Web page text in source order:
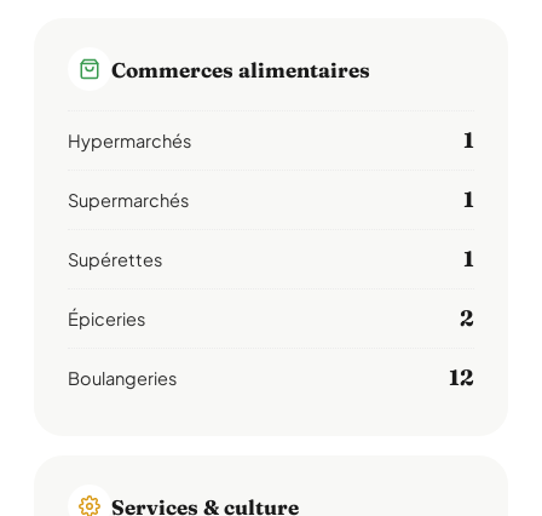
Commerces alimentaires
Hypermarchés 1
Supermarchés 1
Supérettes 1
Épiceries 2
Boulangeries 12
Services & culture